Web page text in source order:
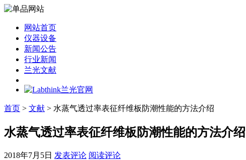
网站首页
仪器设备
新闻公告
行业新闻
兰光文献
首页 > 文献 > 水蒸气透过率表征纤维板防潮性能的方法介绍
水蒸气透过率表征纤维板防潮性能的方法介绍
2018年7月5日 发表评论 阅读评论